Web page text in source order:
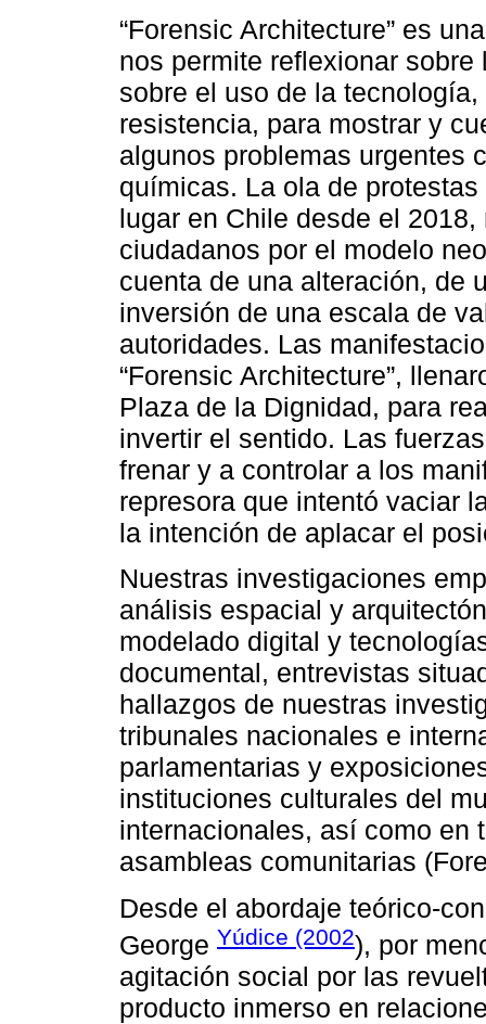
“Forensic Architecture” es
nos permite reflexionar
sobre el uso de la
resistencia, para mostrar y
algunos problemas urgentes
químicas. La ola de
lugar en Chile desde el
ciudadanos por el modelo
cuenta de una alteración, de
inversión de una escala de
autoridades. Las
“Forensic Architecture”,
Plaza de la Dignidad, para
invertir el sentido. Las
frenar y a controlar a los
represora que intentó vaciar
la intención de aplacar el
Nuestras investigaciones
análisis espacial y
modelado digital y
documental, entrevistas
hallazgos de nuestras
tribunales nacionales e
parlamentarias y
instituciones culturales del
internacionales, así como en
asambleas comunitarias
Desde el abordaje teórico-
George Yúdice (2002), por
agitación social por las
producto inmerso en